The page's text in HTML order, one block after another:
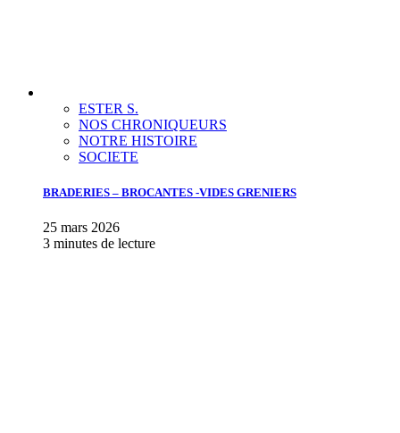
ESTER S.
NOS CHRONIQUEURS
NOTRE HISTOIRE
SOCIETE
BRADERIES – BROCANTES -VIDES GRENIERS
25 mars 2026
3 minutes de lecture